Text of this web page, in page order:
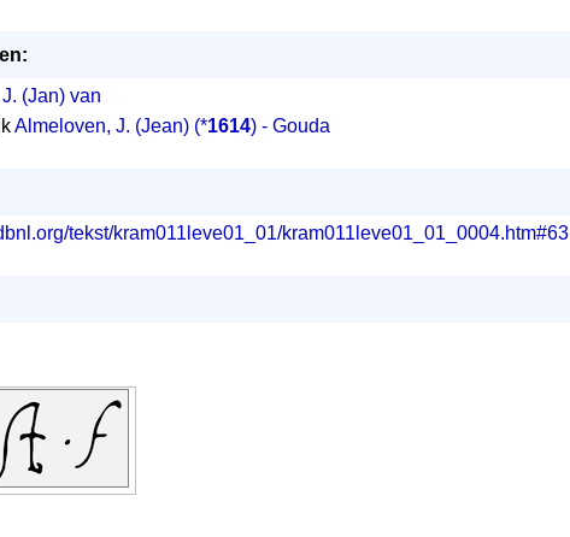
(Jan) van
Almeloven, J. (Jean) (*1614) - Gouda
tekst/kram011leve01_01/kram011leve01_01_0004.htm#63